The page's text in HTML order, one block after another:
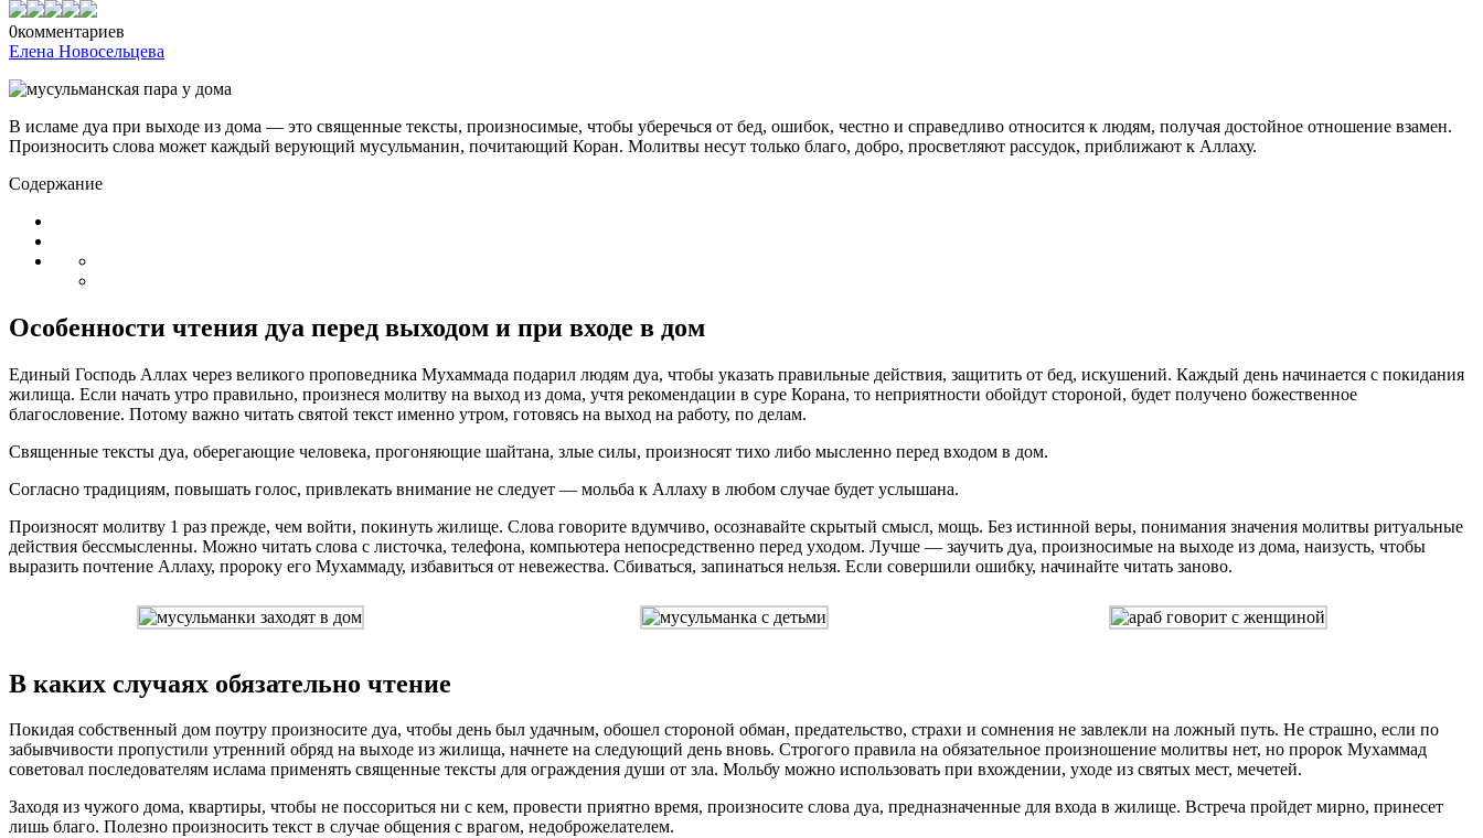
0комментариев
Елена Новосельцева
В исламе дуа при выходе из дома — это священные тексты, произносимые, чтобы уберечься от бед, ошибок, честно и справедливо относится к людям, получая достойное отношение взамен.
Произносить слова может каждый верующий мусульманин, почитающий Коран. Молитвы несут только благо, добро, просветляют рассудок, приближают к Аллаху.
Содержание
Особенности чтения дуа перед выходом и при входе в дом
Единый Господь Аллах через великого проповедника Мухаммада подарил людям дуа, чтобы указать правильные действия, защитить от бед, искушений. Каждый день начинается с покидания
жилища. Если начать утро правильно, произнеся молитву на выход из дома, учтя рекомендации в суре Корана, то неприятности обойдут стороной, будет получено божественное
благословение. Потому важно читать святой текст именно утром, готовясь на выход на работу, по делам.
Священные тексты дуа, оберегающие человека, прогоняющие шайтана, злые силы, произносят тихо либо мысленно перед входом в дом.
Согласно традициям, повышать голос, привлекать внимание не следует — мольба к Аллаху в любом случае будет услышана.
Произносят молитву 1 раз прежде, чем войти, покинуть жилище. Слова говорите вдумчиво, осознавайте скрытый смысл, мощь. Без истинной веры, понимания значения молитвы ритуальные
действия бессмысленны. Можно читать слова с листочка, телефона, компьютера непосредственно перед уходом. Лучше — заучить дуа, произносимые на выходе из дома, наизусть, чтобы
выразить почтение Аллаху, пророку его Мухаммаду, избавиться от невежества. Сбиваться, запинаться нельзя. Если совершили ошибку, начинайте читать заново.
В каких случаях обязательно чтение
Покидая собственный дом поутру произносите дуа, чтобы день был удачным, обошел стороной обман, предательство, страхи и сомнения не завлекли на ложный путь. Не страшно, если по
забывчивости пропустили утренний обряд на выходе из жилища, начнете на следующий день вновь. Строгого правила на обязательное произношение молитвы нет, но пророк Мухаммад
советовал последователям ислама применять священные тексты для ограждения души от зла. Мольбу можно использовать при вхождении, уходе из святых мест, мечетей.
Заходя из чужого дома, квартиры, чтобы не поссориться ни с кем, провести приятно время, произносите слова дуа, предназначенные для входа в жилище. Встреча пройдет мирно, принесет
лишь благо. Полезно произносить текст в случае общения с врагом, недоброжелателем.